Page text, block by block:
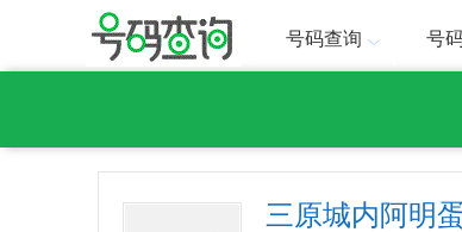
号码查询 号
三原城内阿明